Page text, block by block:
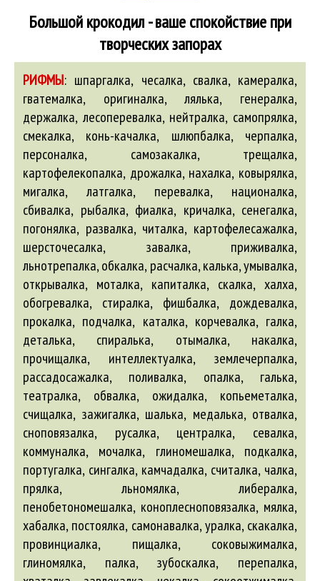
Большой крокодил - ваше спокойствие при
творческих запорах
РИФМЫ: шпаргалка, чесалка, свалка, камералка,
гватемалка, оригиналка, лялька, генералка,
держалка, лесоперевалка, нейтралка, самопрялка,
смекалка, конь-качалка, шлюпбалка, черпалка,
персоналка, самозакалка, трещалка,
картофелекопалка, дрожалка, нахалка, ковырялка,
мигалка, латгалка, перевалка, националка,
сбивалка, рыбалка, фиалка, кричалка, сенегалка,
погонялка, развалка, читалка, картофелесажалка,
шерсточесалка, завалка, приживалка,
льнотрепалка, обкалка, расчалка, калька, умывалка,
открывалка, моталка, капиталка, скалка, халха,
обогревалка, стиралка, фишбалка, дождевалка,
прокалка, подчалка, каталка, корчевалка, галка,
деталька, спиралька, отымалка, накалка,
прочищалка, интеллектуалка, землечерпалка,
рассадосажалка, поливалка, опалка, галька,
театралка, обвалка, ожидалка, копьеметалка,
счищалка, зажигалка, шалька, медалька, отвалка,
сноповязалка, русалка, централка, севалка,
коммуналка, мочалка, глиномешалка, подкалка,
португалка, сингалка, камчадалка, считалка, чалка,
прялка, льномялка, либералка,
пенобетономешалка, коноплесноповязалка, мялка,
хабалка, постоялка, самонавалка, уралка, скакалка,
провинциалка, пищалка, соковыжималка,
глиномялка, палка, зубоскалка, перепалка,